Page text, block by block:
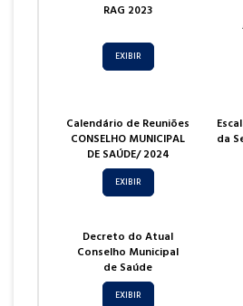
RAG 2023
EXIBIR
Calendário de Reuniões
CONSELHO MUNICIPAL
DE SAÚDE/ 2024
EXIBIR
da
Decreto do Atual
Conselho Municipal
de Saúde
EXIBIR